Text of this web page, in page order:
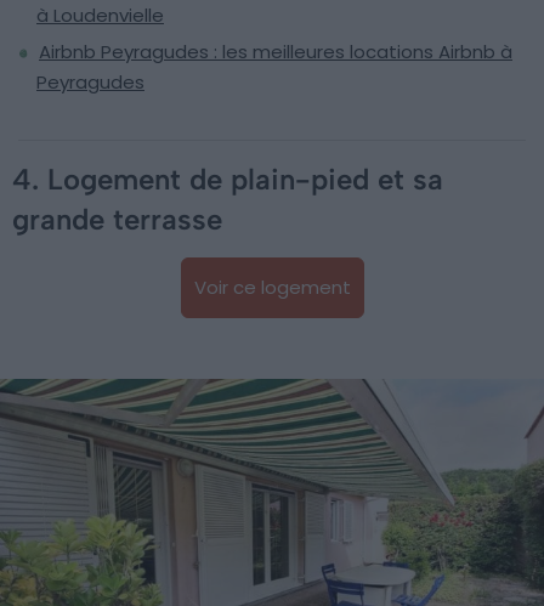
à Loudenvielle
Airbnb Peyragudes : les meilleures locations Airbnb à
Peyragudes
4. Logement de plain-pied et sa
grande terrasse
Voir ce logement